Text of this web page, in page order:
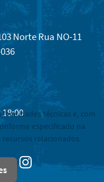
Norte Rua NO-11
Instagram
técnicas e, com
especificado na
relacionados